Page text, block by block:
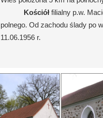
Kościół filialny p.w.
polnego. Od zachodu ślady po
11.06.1956 r.